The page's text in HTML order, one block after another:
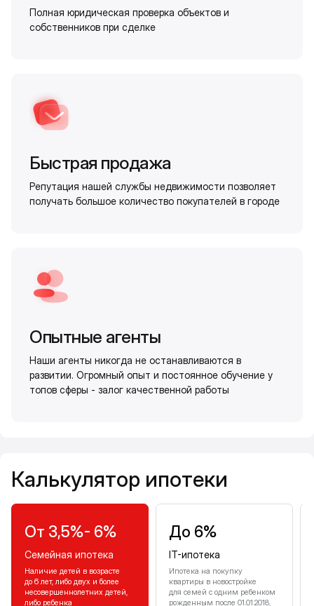
Полная юридическая проверка объектов и
собственников при сделке
Быстрая продажа
Репутация нашей службы недвижимости позволяет
получать большое количество покупателей в городе
Опытные агенты
Наши агенты никогда не останавливаются в
развитии. Огромный опыт и постоянное обучение у
топов сферы - залог качественной работы
Калькулятор ипотеки
От 3,5%- 6%
Семейная ипотека
Наличие детей в возрасте
до 6 лет, либо двух и более
несовершеннолетних детей,
либо ребенка
До 6%
IT-ипотека
Ипотека на покупку
квартиры в новостройке
для семей с одним ребенком
рожденным после 01.01.2018,